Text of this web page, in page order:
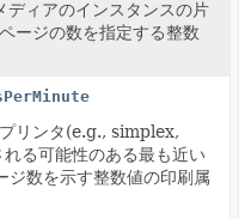
ディアのインスタンスの片
ージの数を指定する整数
リンタ(e.g., simplex,
る可能性のある最も近い
ジ数を示す整数値の印刷属